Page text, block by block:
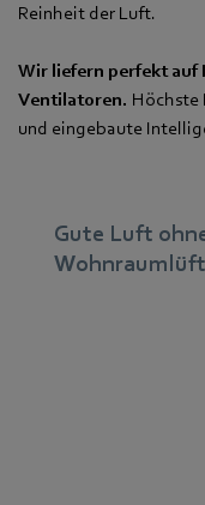
Reinheit der Luft.
Wir liefern perfekt auf
Ventilatoren. Höchste
und eingebaute
Gute Luft